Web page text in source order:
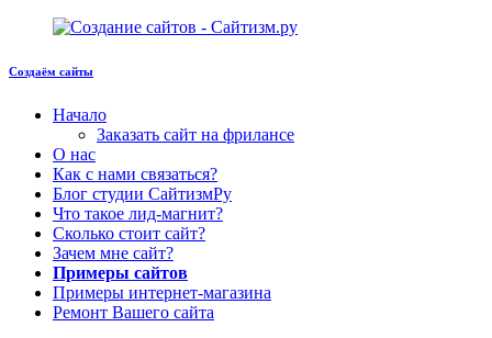
Создаём сайты
Начало
Заказать сайт на фрилансе
О нас
Как с нами связаться?
Блог студии СайтизмРу
Что такое лид-магнит?
Сколько стоит сайт?
Зачем мне сайт?
Примеры сайтов
Примеры интернет-магазина
Ремонт Вашего сайта